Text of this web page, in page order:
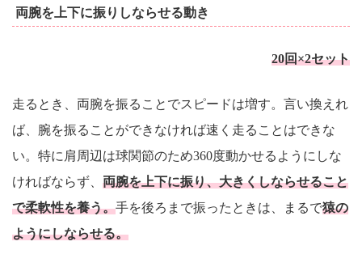
両腕を上下に振りしならせる動き
20回×2セット
走るとき、両腕を振ることでスピードは増す。言い換えれ
ば、腕を振ることができなければ速く走ることはできな
い。特に肩周辺は球関節のため360度動かせるようにしな
ければならず、 両腕を上下に振り、大きくしならせること
で柔軟性を養う。手を後ろまで振ったときは、まるで猿の
ようにしならせる。